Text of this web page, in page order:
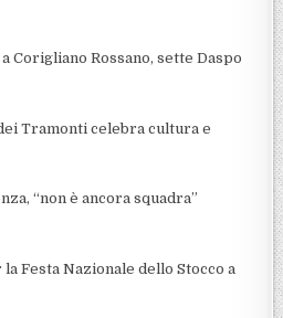
Corigliano Rossano, sette Daspo
Tramonti celebra cultura e
“non è ancora squadra”
Festa Nazionale dello Stocco a